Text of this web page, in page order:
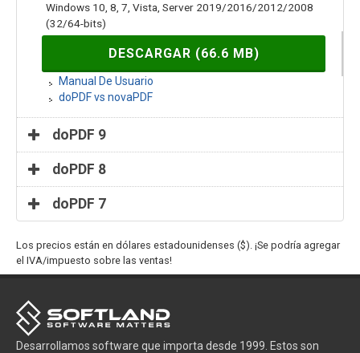
Windows 10, 8, 7, Vista, Server 2019/2016/2012/2008
(32/64-bits)
DESCARGAR (66.6 MB)
Manual De Usuario
doPDF vs novaPDF
doPDF 9
doPDF 8
doPDF 7
Los precios están en dólares estadounidenses ($). ¡Se podría agregar
el IVA/impuesto sobre las ventas!
Desarrollamos software que importa desde 1999. Estos son